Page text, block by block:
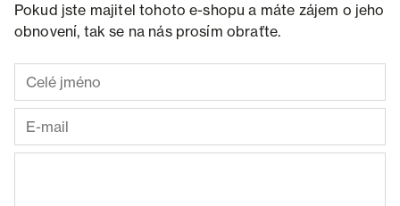
Pokud jste majitel tohoto e-shopu a máte zájem o jeho
obnovení, tak se na nás prosím obraťte.